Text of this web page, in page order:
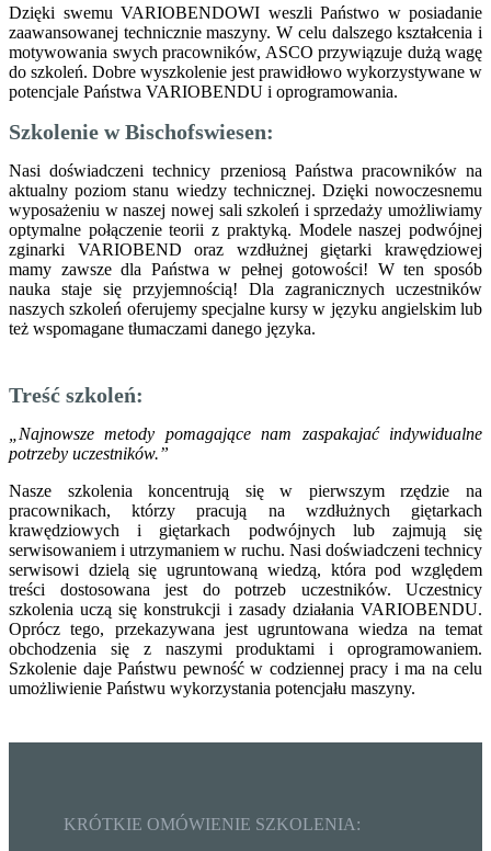
Dzięki swemu VARIOBENDOWI weszli Państwo w posiadanie
zaawansowanej technicznie maszyny. W celu dalszego kształcenia i
motywowania swych pracowników, ASCO przywiązuje dużą wagę
do szkoleń. Dobre wyszkolenie jest prawidłowo wykorzystywane w
potencjale Państwa VARIOBENDU i oprogramowania.
Szkolenie w Bischofswiesen:
Nasi doświadczeni technicy przeniosą Państwa pracowników na
aktualny poziom stanu wiedzy technicznej. Dzięki nowoczesnemu
wyposażeniu w naszej nowej sali szkoleń i sprzedaży umożliwiamy
optymalne połączenie teorii z praktyką. Modele naszej podwójnej
zginarki VARIOBEND oraz wzdłużnej giętarki krawędziowej
mamy zawsze dla Państwa w pełnej gotowości! W ten sposób
nauka staje się przyjemnością! Dla zagranicznych uczestników
naszych szkoleń oferujemy specjalne kursy w języku angielskim lub
też wspomagane tłumaczami danego języka.
Treść szkoleń:
„Najnowsze metody pomagające nam zaspakajać indywidualne
potrzeby uczestników.”
Nasze szkolenia koncentrują się w pierwszym rzędzie na
pracownikach, którzy pracują na wzdłużnych giętarkach
krawędziowych i giętarkach podwójnych lub zajmują się
serwisowaniem i utrzymaniem w ruchu. Nasi doświadczeni technicy
serwisowi dzielą się ugruntowaną wiedzą, która pod względem
treści dostosowana jest do potrzeb uczestników. Uczestnicy
szkolenia uczą się konstrukcji i zasady działania VARIOBENDU.
Oprócz tego, przekazywana jest ugruntowana wiedza na temat
obchodzenia się z naszymi produktami i oprogramowaniem.
Szkolenie daje Państwu pewność w codziennej pracy i ma na celu
umożliwienie Państwu wykorzystania potencjału maszyny.
KRÓTKIE OMÓWIENIE SZKOLENIA: